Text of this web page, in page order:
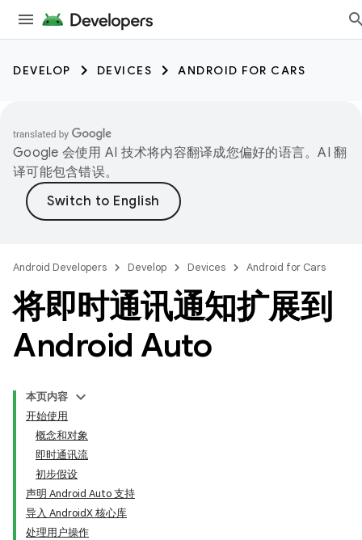
DEVELOP DEVICES ANDROID FOR CARS
Google 会使用 AI 技术将内容翻译成您偏好的语言。AI 翻
译可能包含错误。
Android Developers Develop Devices Android for Cars
将即时通讯通知扩展到
Android Auto
本页内容
开始使用
概念和对象
即时通讯流
初步假设
声明 Android Auto 支持
导入 AndroidX 核心库
处理用户操作